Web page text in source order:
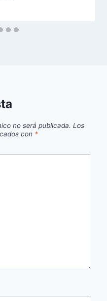
no será publicada. Los
con *